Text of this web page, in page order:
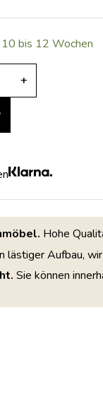
bis 12 Wochen
+
Hohe
lästiger Aufbau,
Sie können